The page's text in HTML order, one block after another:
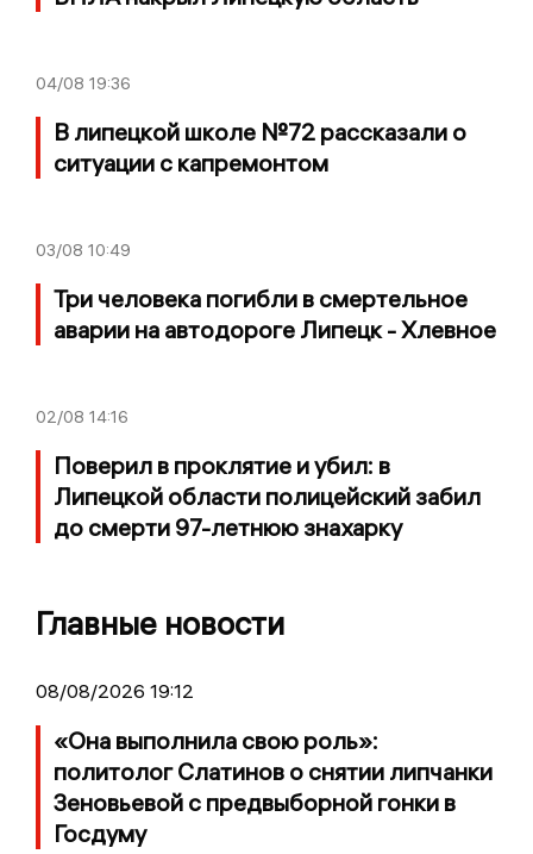
04/08 19:36
В липецкой школе №72 рассказали о
ситуации с капремонтом
03/08 10:49
Три человека погибли в смертельное
аварии на автодороге Липецк - Хлевное
02/08 14:16
Поверил в проклятие и убил: в
Липецкой области полицейский забил
до смерти 97-летнюю знахарку
Главные новости
08/08/2026 19:12
«Она выполнила свою роль»:
политолог Слатинов о снятии липчанки
Зеновьевой с предвыборной гонки в
Госдуму